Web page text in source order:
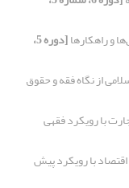
و راهکارها [دوره 5،
از نگاه فقه و حقوق
با رویکرد فقهی
اقتصاد با رویکرد پیش